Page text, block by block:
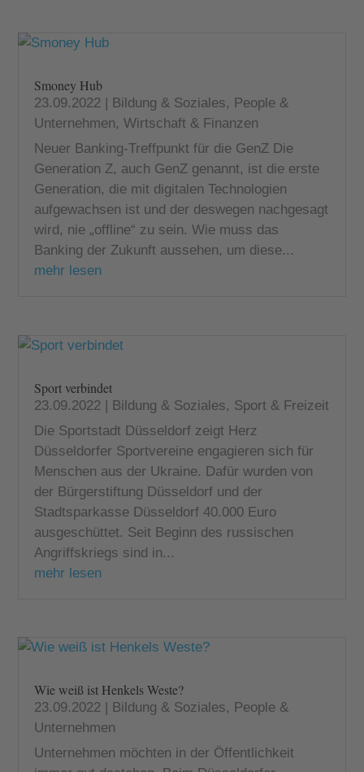
Smoney Hub
23.09.2022 Bildung & Soziales, People &
Unternehmen,Wirtschaft & Finanzen
Neuer Banking-Treffpunkt für die GenZ Die
Generation Z, auch GenZ genannt, ist die erste
Generation, die mit digitalen Technologien
aufgewachsen ist und der deswegen nachgesagt
wird, nie „offline“ zu sein. Wie muss das
Banking der Zukunft aussehen, um diese...
mehr lesen
Sport verbindet
23.09.2022 | Bildung & Soziales, Sport & Freizeit
Die Sportstadt Düsseldorf zeigt Herz
Düsseldorfer Sportvereine engagieren sich für
Menschen aus der Ukraine. Dafür wurden von
der Bürgerstiftung Düsseldorf und der
Stadtsparkasse Düsseldorf 40.000 Euro
ausgeschüttet. Seit Beginn des russischen
Angriffskriegs sind in...
mehr lesen
Wie weiß ist Henkels Weste?
23.09.2022 | Bildung & Soziales, People &
Unternehmen
Unternehmen möchten in der Öffentlichkeit